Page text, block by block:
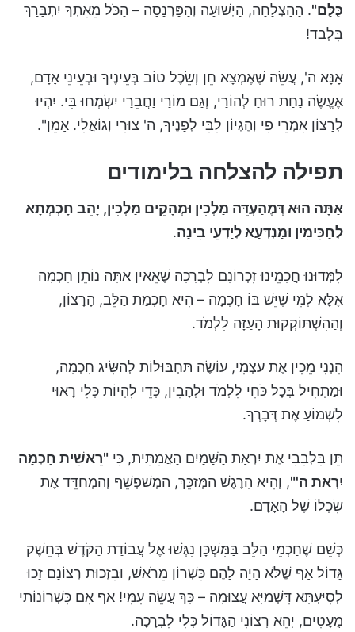
כֻּלָּם". הַהַצְלָחָה, הַיְשׁוּעָה וְהַפַּרְנָסָה – הַכֹּל מֵאִתְּךָ יִתְבָּרַךְ
בִּלְבַד!
אָנָּא ה', עֲשֵׂה שֶׁאֶמְצָא חֵן וְשֵׂכֶל טוֹב בְּעֵינֶיךָ וּבְעֵינֵי אָדָם,
אֶעֱשֶׂה נַחַת רוּחַ לְהוֹרַי, וְגַם מוֹרַי וַחֲבֵרַי יִשְׂמְחוּ בִּי. יִהְיוּ
לְרָצוֹן אִמְרֵי פִי וְהֶגְיוֹן לִבִּי לְפָנֶיךָ, ה' צוּרִי וְגוֹאֲלִי. אָמֵן".
תפילה להצלחה בלימודים
אַתָּה הוּא דְּמֶהַעְדֵּה מַלְכִין וּמְהָקֵים מַלְכִין, יָהֵב חָכְמְתָא
לְחַכִּימִין וּמַנְדְּעָא לְיָדְעֵי בִינָה.
לִמְּדוּנוּ חֲכָמֵינוּ זִכְרוֹנָם לִבְרָכָה שֶׁאֵאין אַתָּה נוֹתֵן חָכְמָה
אֶלָּא לְמִי שֶׁיֵּשׁ בּוֹ חָכְמָה – הִיא חָכְמַת הַלֵּב, הָרָצוֹן,
וְהַהִשְׁתּוֹקְקוּת הָעַזָּה לִלְמֹד.
הִנְנִי מֵכִין אֶת עַצְמִי, עוֹשֶׂה תַּחְבּוּלוֹת לְהַשִּׂיג חָכְמָה,
וּמַתְחִיל בְּכָל כֹּחִי לִלְמֹד וּלְהָבִין, כְּדֵי לִהְיוֹת כְּלִי רָאוּי
לִשְׁמוֹעַ אֶת דְּבָרְךָ.
תֵּן בִּלְבִבִי אֶת יִרְאַת הַשָּׁמַיִם הָאֲמִתִּית, כִּי "רֵאשִׁית חָכְמָה
יִרְאַת ה'", וְהִיא הָרֶגֶשׁ הַמְּזַכֵּךְ, הַמְשַׁפְשֵׁף וְהַמְחַדֵּד אֶת
שִׂכְלוֹ שֶׁל הָאָדָם.
כְּשֵׁם שֶׁחַכְמֵי הַלֵּב בַּמִּשְׁכָּן נִגְּשׁוּ אֶל עֲבוֹדַת הַקֹּדֶשׁ בְּחֵשֶׁק
גָּדוֹל אַף שֶׁלֹּא הָיָה לָהֶם כִּשְׁרוֹן מֵרֹאשׁ, וּבִזְכוּת רְצוֹנָם זָכוּ
לְסִיַּעְתָּא דִּשְׁמַיָּא עֲצוּמָה – כָּךְ עֲשֵׂה עִמִּי! אַף אִם כִּשְׁרוֹנוֹתַי
מֻעָטִים, יְהֵא רְצוֹנִי הַגָּדוֹל כְּלִי לִבְרָכָה.